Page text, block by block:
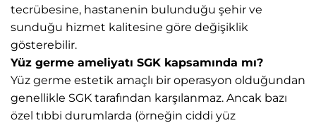
tecrübesine, hastanenin bulunduğu şehir ve
sunduğu hizmet kalitesine göre değişiklik
gösterebilir.
Yüz germe ameliyatı SGK kapsamında mı?
Yüz germe estetik amaçlı bir operasyon olduğundan
genellikle SGK tarafından karşılanmaz. Ancak bazı
özel tıbbi durumlarda (örneğin ciddi yüz